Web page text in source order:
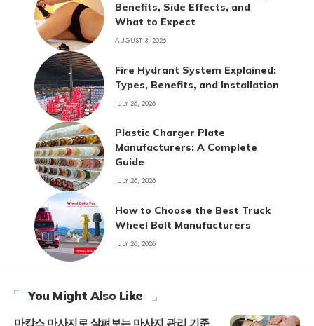
Benefits, Side Effects, and
What to Expect
AUGUST 3, 2026
Fire Hydrant System Explained:
Types, Benefits, and Installation
JULY 26, 2026
Plastic Charger Plate
Manufacturers: A Complete
Guide
JULY 26, 2026
How to Choose the Best Truck
Wheel Bolt Manufacturers
JULY 26, 2026
You Might Also Like
마캉스 마사지로 살펴보는 마사지 관리 기준